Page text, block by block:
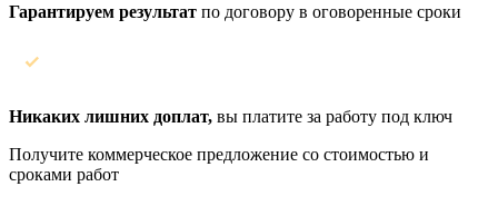
Гарантируем результат по договору в оговоренные сроки
Никаких лишних доплат, вы платите за работу под ключ
Получите коммерческое предложение со стоимостью и
сроками работ